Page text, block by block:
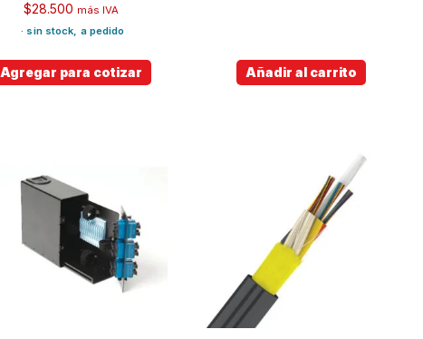
$28.500 más IVA
· sin stock, a pedido
Agregar para cotizar Añadir al carrito